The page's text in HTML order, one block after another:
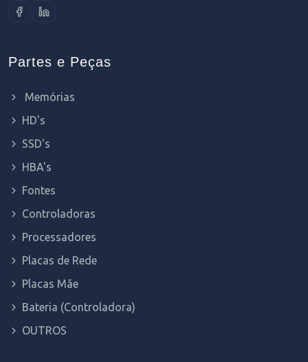
Partes e Peças
Memórias
HD's
SSD's
HBA's
Fontes
Controladoras
Processadores
Placas de Rede
Placas Mãe
Bateria (Controladora)
OUTROS